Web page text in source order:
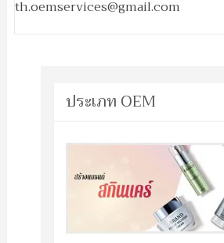
th.oemservices@gmail.com
ประเภท OEM